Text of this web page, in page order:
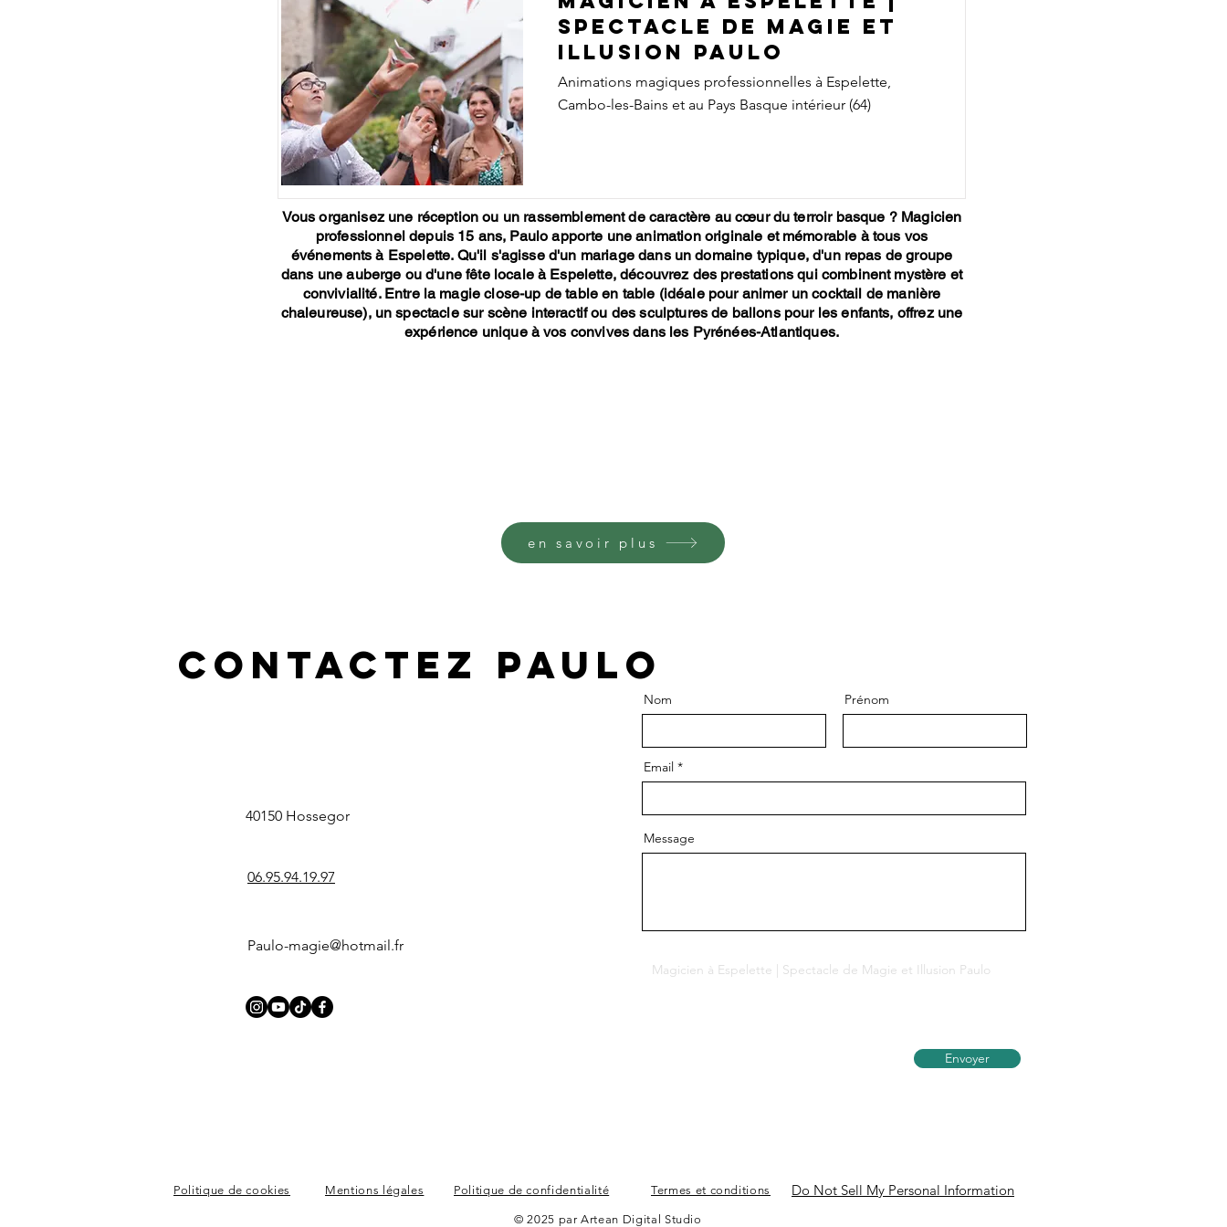
Spectacle de Magie et
Illusion Paulo
Animations magiques professionnelles à Espelette,
Cambo-les-Bains et au Pays Basque intérieur (64)
Vous organisez une réception ou un rassemblement de caractère au cœur du terroir basque ? Magicien
professionnel depuis 15 ans, Paulo apporte une animation originale et mémorable à tous vos
événements à Espelette. Qu'il s'agisse d'un mariage dans un domaine typique, d'un repas de groupe
dans une auberge ou d'une fête locale à Espelette, découvrez des prestations qui combinent mystère et
convivialité. Entre la magie close-up de table en table (idéale pour animer un cocktail de manière
chaleureuse), un spectacle sur scène interactif ou des sculptures de ballons pour les enfants, offrez une
expérience unique à vos convives dans les Pyrénées-Atlantiques.
en savoir plus
Contactez paulo
40150 Hossegor
06.95.94.19.97
Paulo-magie@hotmail.fr
Nom Prénom
Email
Message
Envoyer
Politique de cookies Mentions légales Politique de confidentialité Termes et conditions Do Not Sell My Personal Information
© 2025 par Artean Digital Studio